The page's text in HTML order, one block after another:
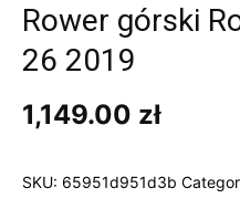
Rower górski
26 2019
1,149.00 zł
SKU: 65951d951d3b